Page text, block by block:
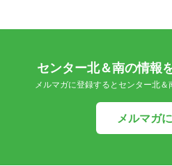
センター北＆南の情報
メルマガに登録するとセンター北
メルマガ